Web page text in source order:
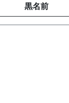
黒名前